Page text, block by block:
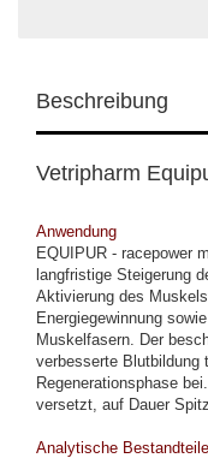
Beschreibung
Vetripharm
Anwendung
EQUIPUR - racepower
langfristige Steigerung
Aktivierung des
Energiegewinnung
Muskelfasern. Der
verbesserte Blutbildung
Regenerationsphase
versetzt, auf Dauer
Analytische Bestandteile